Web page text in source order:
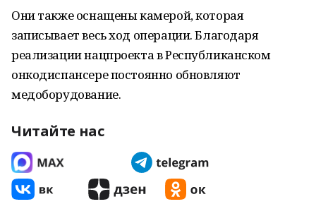
Они также оснащены камерой, которая
записывает весь ход операции. Благодаря
реализации нацпроекта в Республиканском
онкодиспансере постоянно обновляют
медоборудование.
Читайте нас